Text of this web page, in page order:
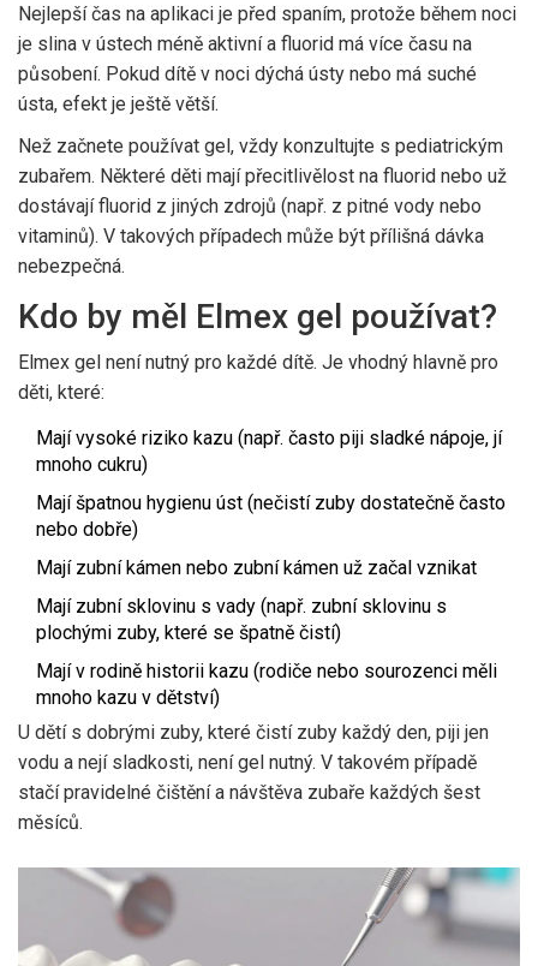
Nejlepší čas na aplikaci je před spaním, protože během noci
je slina v ústech méně aktivní a fluorid má více času na
působení. Pokud dítě v noci dýchá ústy nebo má suché
ústa, efekt je ještě větší.
Než začnete používat gel, vždy konzultujte s pediatrickým
zubařem. Některé děti mají přecitlivělost na fluorid nebo už
dostávají fluorid z jiných zdrojů (např. z pitné vody nebo
vitaminů). V takových případech může být přílišná dávka
nebezpečná.
Kdo by měl Elmex gel používat?
Elmex gel není nutný pro každé dítě. Je vhodný hlavně pro
děti, které:
Mají vysoké riziko kazu (např. často piji sladké nápoje, jí
mnoho cukru)
Mají špatnou hygienu úst (nečistí zuby dostatečně často
nebo dobře)
Mají zubní kámen nebo zubní kámen už začal vznikat
Mají zubní sklovinu s vady (např. zubní sklovinu s
plochými zuby, které se špatně čistí)
Mají v rodině historii kazu (rodiče nebo sourozenci měli
mnoho kazu v dětství)
U dětí s dobrými zuby, které čistí zuby každý den, piji jen
vodu a nejí sladkosti, není gel nutný. V takovém případě
stačí pravidelné čištění a návštěva zubaře každých šest
měsíců.